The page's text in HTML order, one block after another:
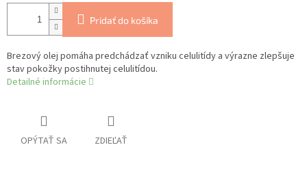
Pridať do košíka
Brezový olej pomáha predchádzať vzniku celulitídy a výrazne zlepšuje
stav pokožky postihnutej celulitídou.
Detailné informácie
OPÝTAŤ SA ZDIEĽAŤ